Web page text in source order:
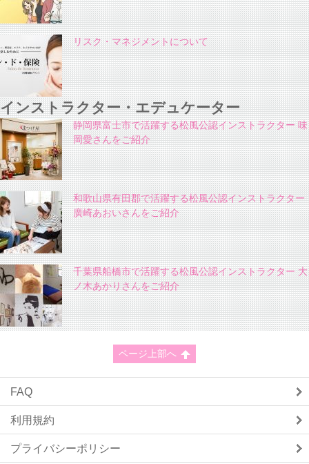
リスク・マネジメントについて
インストラクター・エデュケーター
静岡県富士市で活躍する松風公認インストラクター 味
岡愛さんをご紹介
和歌山県有田郡で活躍する松風公認インストラクター
廣崎あおいさんをご紹介
千葉県船橋市で活躍する松風公認インストラクター 大
ノ木あかりさんをご紹介
ページ上部へ
FAQ
利用規約
プライバシーポリシー